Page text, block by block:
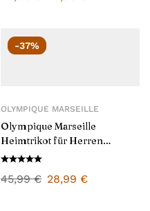
-37%
OLYMPIQUE MARSEILLE
Olympique Marseille
Heimtrikot für Herren
2025/26
45,99€ 28,99 €